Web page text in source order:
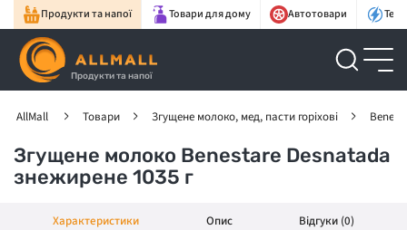
Продукти та напої Товари для дому Автотовари
Продукти та напої
AllMall Товари Згущене молоко, мед, пасти горіхові
Згущене молоко Benestare Desnatada
знежирене 1035 г
Характеристики Опис Відгуки (0)